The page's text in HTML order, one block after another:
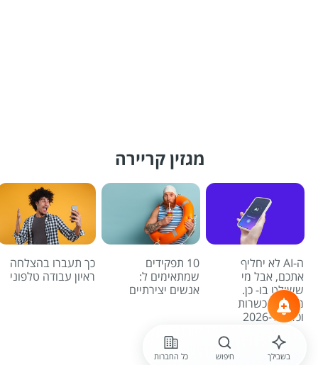
מגזין קריירה
ה-AI לא יחליף
אתכם, אבל מי
ששולט בו- כן.
מדריך הכשרות
וכלים ל-2026
10 תפקידים
שמתאימים ל:
אנשים יצירתיים
כך תעברו בהצלחה
ראיון עבודה טלפוני
לכל הכתבות
בשבילך חיפוש כל החברות